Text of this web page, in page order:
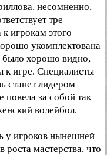
несомненно,
тре
игрокам этого
укомплектована
было хорошо видно,
к игре. Специалисты
станет лидером
повела за собой так
волейбол.
у игроков нынешней
мастерства, что